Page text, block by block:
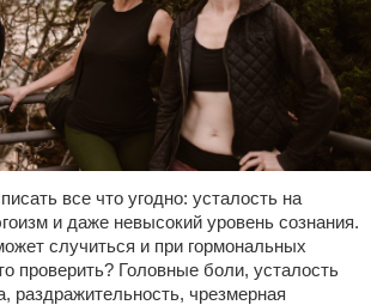
все что угодно: усталость на
и даже невысокий уровень сознания.
случиться и при гормональных
проверить? Головные боли, усталость
раздражительность, чрезмерная